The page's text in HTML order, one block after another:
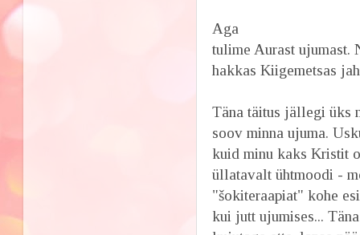
Aga
tulime Aurast ujumast.
hakkas Kiigemetsas
Täna täitus jällegi üks
soov minna ujuma.
kuid minu kaks Kristit
üllatavalt ühtmoodi -
"šokiteraapiat" kohe
kui jutt ujumises...